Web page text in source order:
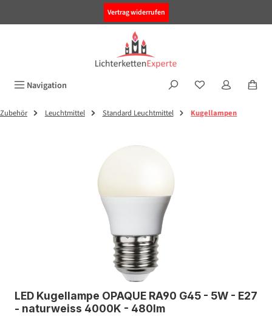
Vertrag widerrufen
Navigation
Zubehör Leuchtmittel Standard Leuchtmittel Kugellampen
LED Kugellampe OPAQUE RA90 G45 - 5W - E27
- naturweiss 4000K - 480lm